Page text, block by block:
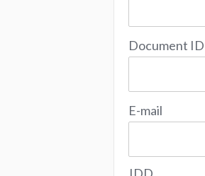
Document
E-mail